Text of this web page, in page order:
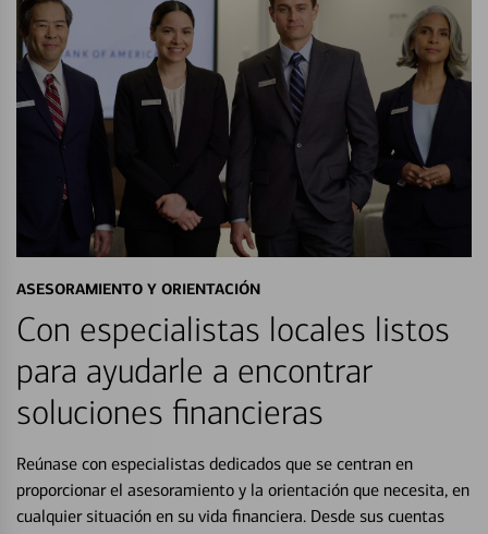
ASESORAMIENTO Y ORIENTACIÓN
Con especialistas locales listos
para ayudarle a encontrar
soluciones financieras
Reúnase con especialistas dedicados que se centran en
proporcionar el asesoramiento y la orientación que necesita, en
cualquier situación en su vida financiera. Desde sus cuentas